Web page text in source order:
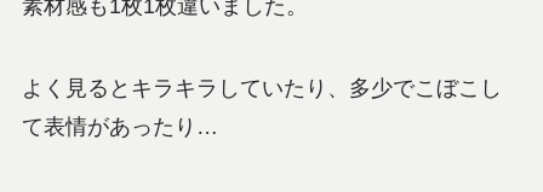
素材感も1枚1枚違いました。
よく見るとキラキラしていたり、多少でこぼこし
て表情があったり…